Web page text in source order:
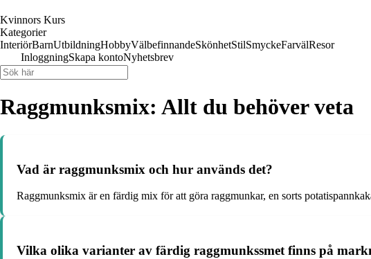
Kvinnors Kurs
Kategorier
InteriörBarnUtbildningHobbyVälbefinnandeSkönhetStilSmyckeFarvälResor
InloggningSkapa kontoNyhetsbrev
Raggmunksmix: Allt du behöver veta
Vad är raggmunksmix och hur används det?
Raggmunksmix är en färdig mix för att göra raggmunkar, en sorts
Vilka olika varianter av färdig raggmunkssmet finns på